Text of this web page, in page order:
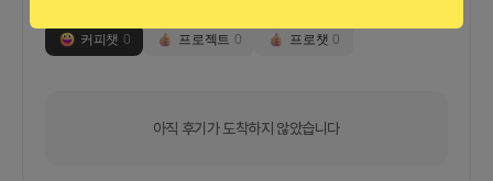
커피챗 0 프로젝트 0 프로챗 0
아직 후기가 도착하지 않았습니다